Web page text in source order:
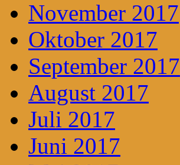
November 2017
Oktober 2017
September 2017
August 2017
Juli 2017
Juni 2017